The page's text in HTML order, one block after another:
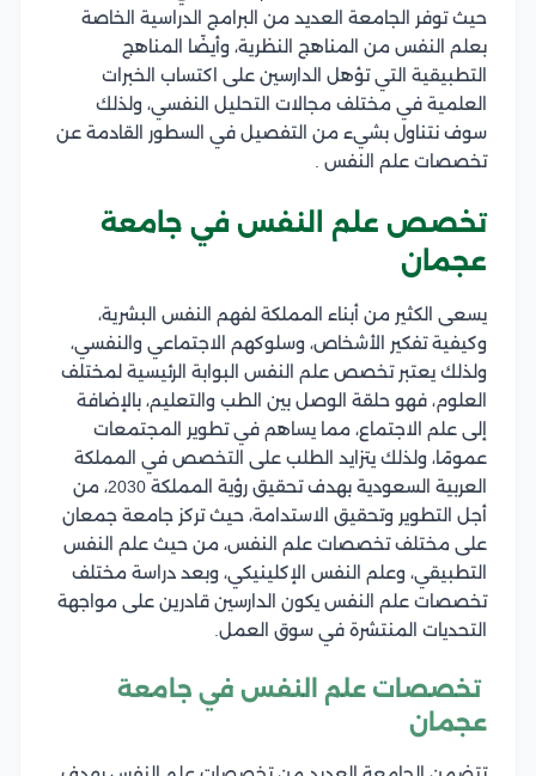
حيث توفر الجامعة العديد من البرامج الدراسية الخاصة
بعلم النفس من المناهج النظرية، وأيضًا المناهج
التطبيقية التي تؤهل الدارسين على اكتساب الخبرات
العلمية في مختلف مجالات التحليل النفسي، ولذلك
سوف نتناول بشيء من التفصيل في السطور القادمة عن
تخصصات علم النفس .
تخصص علم النفس في جامعة
عجمان
يسعى الكثير من أبناء المملكة لفهم النفس البشرية،
وكيفية تفكير الأشخاص، وسلوكهم الاجتماعي والنفسي،
ولذلك يعتبر تخصص علم النفس البوابة الرئيسية لمختلف
العلوم، فهو حلقة الوصل بين الطب والتعليم، بالإضافة
إلى علم الاجتماع، مما يساهم في تطوير المجتمعات
عمومًا، ولذلك يتزايد الطلب على التخصص في المملكة
العربية السعودية بهدف تحقيق رؤية المملكة 2030، من
أجل التطوير وتحقيق الاستدامة، حيث تركز جامعة جمعان
على مختلف تخصصات علم النفس، من حيث علم النفس
التطبيقي، وعلم النفس الإكلينيكي، وبعد دراسة مختلف
تخصصات علم النفس يكون الدارسين قادرين على مواجهة
التحديات المنتشرة في سوق العمل.
تخصصات علم النفس في جامعة
عجمان